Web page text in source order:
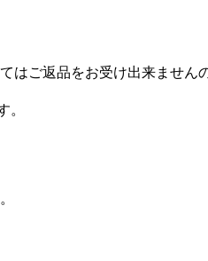
はご返品をお受け出来ません
。